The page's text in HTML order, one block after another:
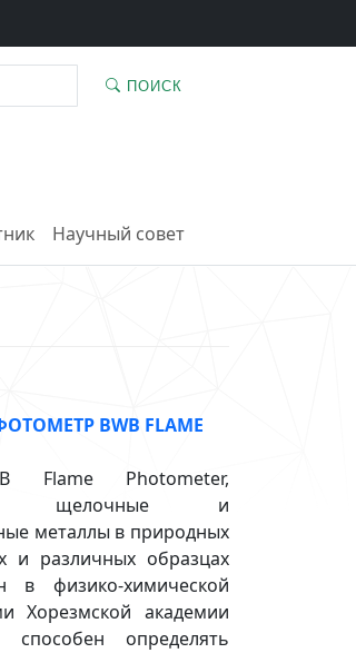
ПОИСК
Научный совет
BWB FLAME
Flame Photometer,
щелочные и
металлы в природных
и различных образцах
в физико-химической
Хорезмской академии
определять